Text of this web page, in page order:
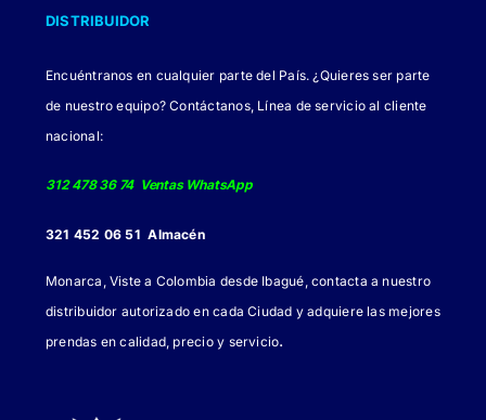
DISTRIBUIDOR
Encuéntranos en cualquier parte del País. ¿Quieres ser parte
de nuestro equipo? Contáctanos, Línea de servicio al cliente
nacional:
312 478 36 74 Ventas WhatsApp
321 452 06 51 Almacén
Monarca, Viste a Colombia desde Ibagué, contacta a nuestro
distribuidor autorizado en cada Ciudad y adquiere las mejores
prendas en calidad, precio y servicio.